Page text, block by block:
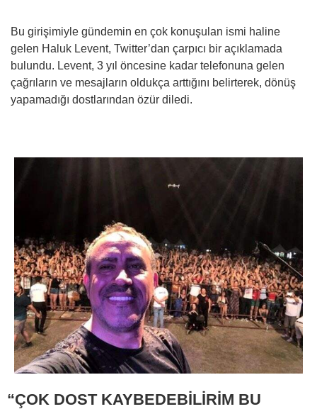
Bu girişimiyle gündemin en çok konuşulan ismi haline
gelen Haluk Levent, Twitter’dan çarpıcı bir açıklamada
bulundu. Levent, 3 yıl öncesine kadar telefonuna gelen
çağrıların ve mesajların oldukça arttığını belirterek, dönüş
yapamadığı dostlarından özür diledi.
“ÇOK DOST KAYBEDEBİLİRİM BU